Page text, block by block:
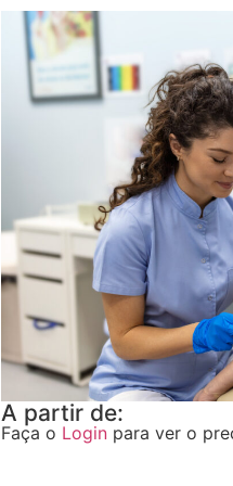
A partir de:
Faça o Login para ver o